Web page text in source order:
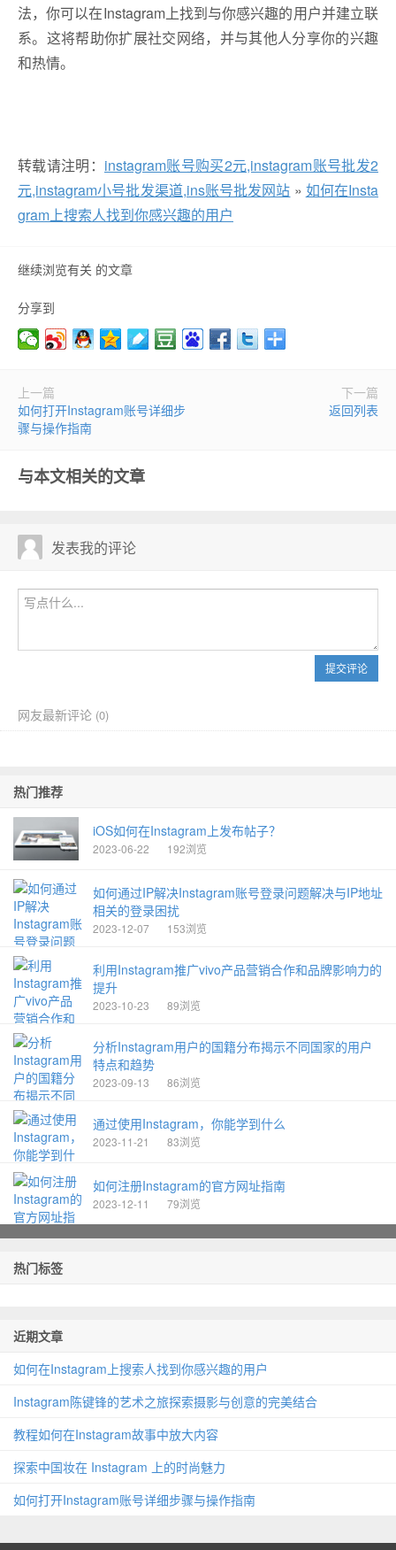
法，你可以在Instagram上找到与你感兴趣的用户并建立联
系。这将帮助你扩展社交网络，并与其他人分享你的兴趣
和热情。
转载请注明： instagram账号购买2元,instagram账号批发2
元,instagram小号批发渠道,ins账号批发网站 » 如何在Insta
gram上搜索人找到你感兴趣的用户
继续浏览有关 的文章
分享到
上一篇
如何打开Instagram账号详细步
骤与操作指南
下一篇
返回列表
与本文相关的文章
发表我的评论
提交评论
网友最新评论 (0)
热门推荐
iOS如何在Instagram上发布帖子？
2023-06-22 192浏览
如何通过IP解决Instagram账号登录问题解决与IP地址
相关的登录困扰
2023-12-07 153浏览
利用Instagram推广vivo产品营销合作和品牌影响力的
提升
2023-10-23 89浏览
分析Instagram用户的国籍分布揭示不同国家的用户
特点和趋势
2023-09-13 86浏览
通过使用Instagram，你能学到什么
2023-11-21 83浏览
如何注册Instagram的官方网址指南
2023-12-11 79浏览
热门标签
近期文章
如何在Instagram上搜索人找到你感兴趣的用户
Instagram陈键锋的艺术之旅探索摄影与创意的完美结合
教程如何在Instagram故事中放大内容
探索中国妆在 Instagram 上的时尚魅力
如何打开Instagram账号详细步骤与操作指南